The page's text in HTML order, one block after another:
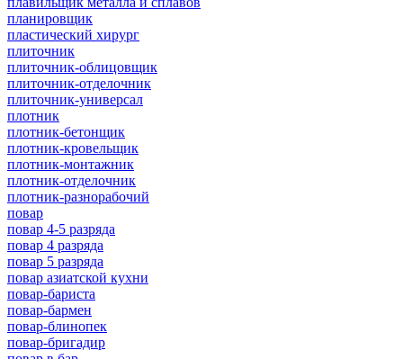
планировщик
пластический хирург
плиточник
плиточник-облицовщик
плиточник-отделочник
плиточник-универсал
плотник
плотник-бетонщик
плотник-кровельщик
плотник-монтажник
плотник-отделочник
плотник-разнорабочий
повар
повар 4-5 разряда
повар 4 разряда
повар 5 разряда
повар азиатской кухни
повар-бариста
повар-бармен
повар-блинопек
повар-бригадир